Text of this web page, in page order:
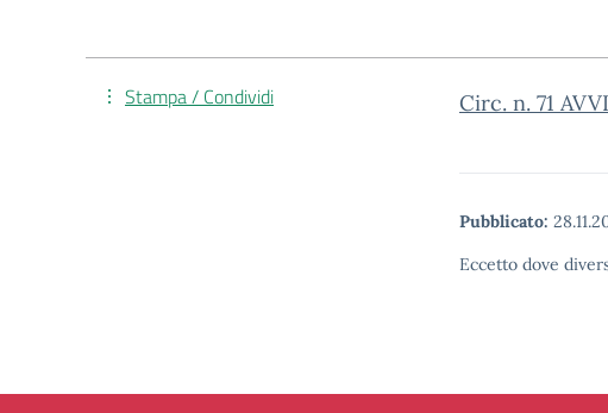
Circ. n. 71
Pubblicato:
Eccetto dove
Stampa / Condividi